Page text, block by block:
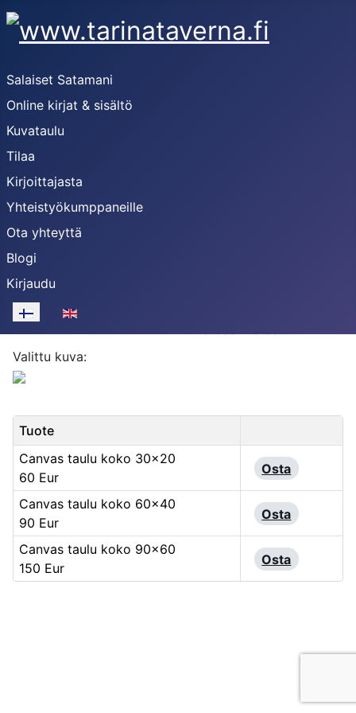
Salaiset Satamani
Online kirjat & sisältö
Kuvataulu
Tilaa
Kirjoittajasta
Yhteistyökumppaneille
Ota yhteyttä
Blogi
Kirjaudu
Valitse kieli
Valittu kuva:
Tuote
Canvas taulu koko 30x20
60 Eur
Osta
Canvas taulu koko 60x40
90 Eur
Osta
Canvas taulu koko 90x60
150 Eur
Osta